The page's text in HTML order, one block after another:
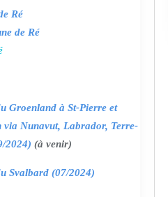
Ré
de Ré
Groenland à St-Pierre et
via Nunavut, Labrador, Terre-
2024) (à venir)
Svalbard (07/2024)